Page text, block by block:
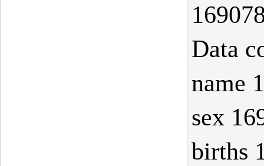
Data
name
sex
births